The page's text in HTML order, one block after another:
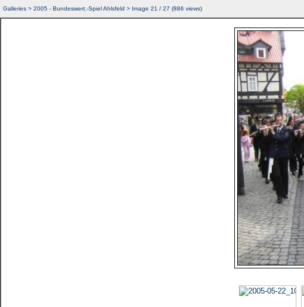
Galleries > 2005 - Bundeswert.-Spiel Ahlsfeld > Image 21 / 27 (886 views)